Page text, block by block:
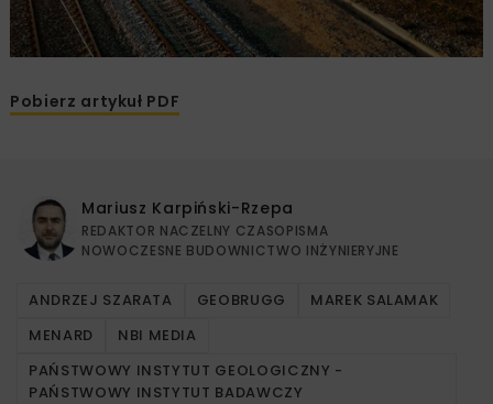
Pobierz artykuł PDF
Mariusz Karpiński-Rzepa
REDAKTOR NACZELNY CZASOPISMA
NOWOCZESNE BUDOWNICTWO INŻYNIERYJNE
ANDRZEJ SZARATA GEOBRUGG
MAREK SALAMAK
MENARD
NBI MEDIA
PAŃSTWOWY INSTYTUT GEOLOGICZNY -
PAŃSTWOWY INSTYTUT BADAWCZY